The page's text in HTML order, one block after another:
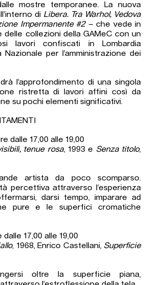
mostre temporanee. La nuova
di Libera. Tra Warhol, Vedova
Impermanente #2– che vede in
delle collezioni della GAMeC con un
lavori confiscati in Lombardia
Nazionale per l’amministrazione dei
l’approfondimento di una singola
ristretta di lavori affini così da
su pochi elementi significativi.
dalle 17,00 alle 19,00
tenue rosa, 1993 e Senza titolo,
artista da poco scomparso.
percettiva attraverso l’esperienza
darsi tempo, imparare ad
pure e le superfici cromatiche
17,00 alle 19,00
, 1968, Enrico Castellani, Superficie
oltre la superficie piana,